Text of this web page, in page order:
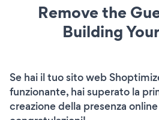
Remove the
Building
Se hai il tuo sito web
funzionante, hai superato la
creazione della presenza